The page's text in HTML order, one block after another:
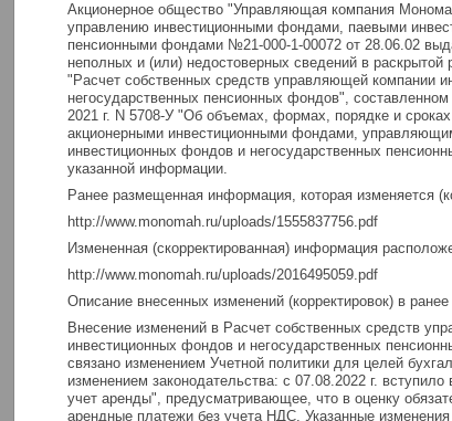
Акционерное общество "Управляющая компания
управлению инвестиционными фондами, паевыми
пенсионными фондами №21-000-1-00072 от 28.06.02
неполных и (или) недостоверных сведений в
"Расчет собственных средств управляющей компании
негосударственных пенсионных фондов",
2021 г. N 5708-У "Об объемах, формах, порядке и
акционерными инвестиционными фондами,
инвестиционных фондов и негосударственных
указанной информации.
Ранее размещенная информация, которая изменяется
http://www.monomah.ru/uploads/1555837756.pdf
Измененная (скорректированная) информация
http://www.monomah.ru/uploads/2016495059.pdf
Описание внесенных изменений (корректировок) в
Внесение изменений в Расчет собственных средств
инвестиционных фондов и негосударственных
связано изменением Учетной политики для целей
изменением законодательства: с 07.08.2022 г.
учет аренды", предусматривающее, что в оценку
арендные платежи без учета НДС. Указанные